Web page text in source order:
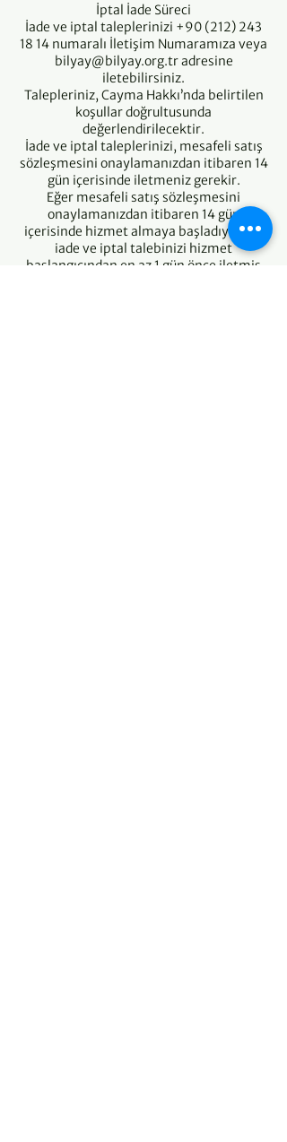
İptal İade Süreci
İade ve iptal taleplerinizi +90 (212) 243
18 14 numaralı İletişim Numaramıza veya
bilyay@bilyay.org.tr adresine
iletebilirsiniz.
Talepleriniz, Cayma Hakkı’nda belirtilen
koşullar doğrultusunda
değerlendirilecektir.
İade ve iptal taleplerinizi, mesafeli satış
sözleşmesini onaylamanızdan itibaren 14
gün içerisinde iletmeniz gerekir.
Eğer mesafeli satış sözleşmesini
onaylamanızdan itibaren 14 gün
içerisinde hizmet almaya başladıysanız,
iade ve iptal talebinizi hizmet
başlangıcından en az 1 gün önce iletmiş